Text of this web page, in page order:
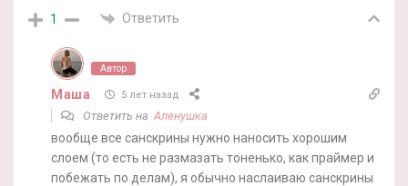
1 Ответить
Автор
Маша 5 лет назад
Ответить на Аленушка
вообще все санскрины нужно наносить хорошим
слоем (то есть не размазать тоненько, как праймер и
побежать по делам), я обычно наслаиваю санскрины